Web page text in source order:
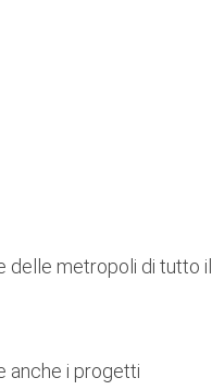
delle metropoli di tutto il
anche i progetti